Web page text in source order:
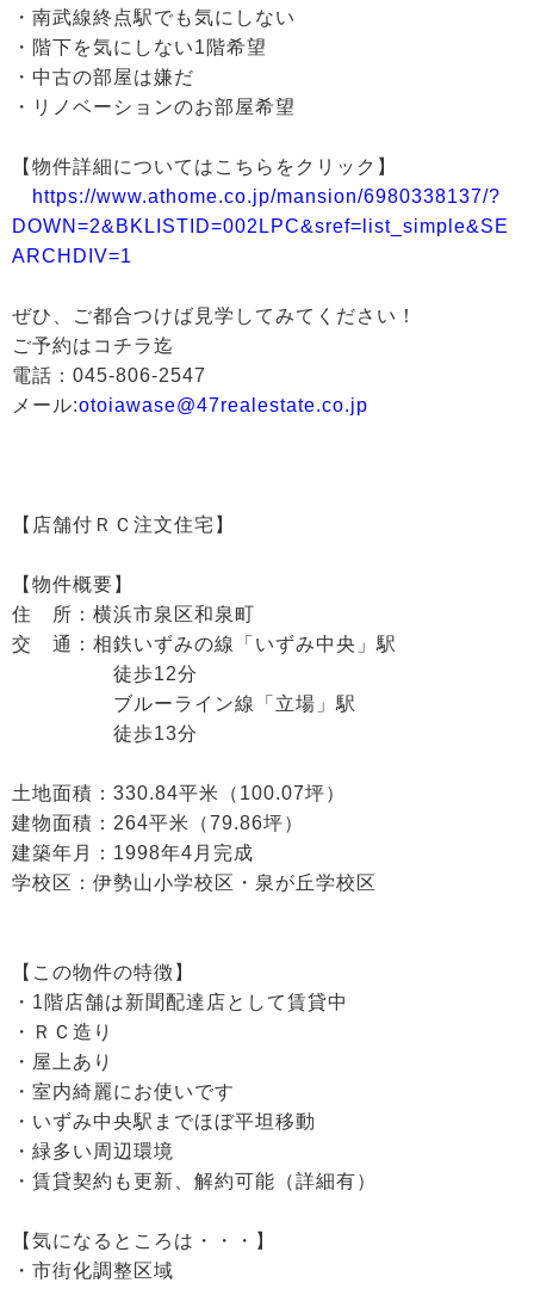
・南武線終点駅でも気にしない
・階下を気にしない1階希望
・中古の部屋は嫌だ
・リノベーションのお部屋希望
【物件詳細についてはこちらをクリック】
https://www.athome.co.jp/mansion/6980338137/?
DOWN=2&BKLISTID=002LPC&sref=list_simple&SE
ARCHDIV=1
ぜひ、ご都合つけば見学してみてください！
ご予約はコチラ迄
電話：045-806-2547
メール:otoiawase@47realestate.co.jp
【店舗付ＲＣ注文住宅】
【物件概要】
住 所：横浜市泉区和泉町
交 通：相鉄いずみの線「いずみ中央」駅
徒歩12分
ブルーライン線「立場」駅
徒歩13分
土地面積：330.84平米（100.07坪）
建物面積：264平米（79.86坪）
建築年月：1998年4月完成
学校区：伊勢山小学校区・泉が丘学校区
【この物件の特徴】
・1階店舗は新聞配達店として賃貸中
・ＲＣ造り
・屋上あり
・室内綺麗にお使いです
・いずみ中央駅までほぼ平坦移動
・緑多い周辺環境
・賃貸契約も更新、解約可能（詳細有）
【気になるところは・・・】
・市街化調整区域